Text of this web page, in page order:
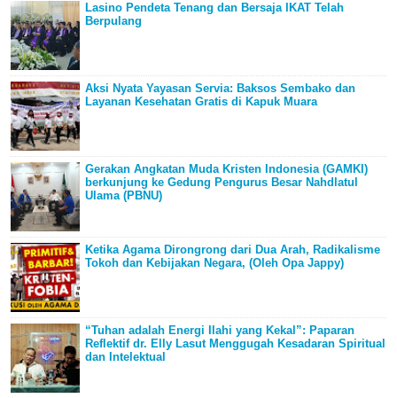
Lasino Pendeta Tenang dan Bersaja IKAT Telah
Berpulang
Aksi Nyata Yayasan Servia: Baksos Sembako dan
Layanan Kesehatan Gratis di Kapuk Muara
Gerakan Angkatan Muda Kristen Indonesia (GAMKI)
berkunjung ke Gedung Pengurus Besar Nahdlatul
Ulama (PBNU)
Ketika Agama Dirongrong dari Dua Arah, Radikalisme
Tokoh dan Kebijakan Negara, (Oleh Opa Jappy)
“Tuhan adalah Energi Ilahi yang Kekal”: Paparan
Reflektif dr. Elly Lasut Menggugah Kesadaran Spiritual
dan Intelektual